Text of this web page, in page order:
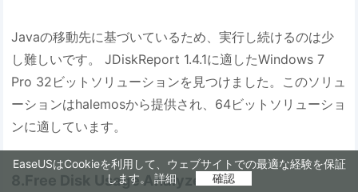
EaseUSはCookieを利用して、ウェブサイトでの最適な経験を保証
します。 詳細 確認
Javaの移動先に基づいているため、実行し続けるのは少
し難しいです。 JDiskReport 1.4.1に適したWindows 7
Pro 32ビットソリューションを見つけました。このソリュ
ーションはhalemosから提供され、64ビットソリューショ
ンに適しています。
8.Free Disk Usage Analyzer